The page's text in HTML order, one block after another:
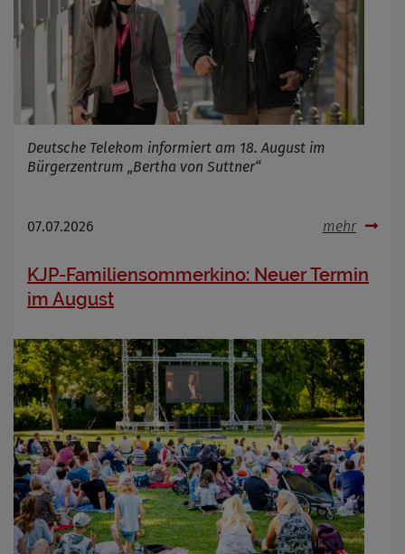
Deutsche Telekom informiert am 18. August im
Bürgerzentrum „Bertha von Suttner“
07.07.2026 mehr
KJP-Familiensommerkino: Neuer Termin
im August